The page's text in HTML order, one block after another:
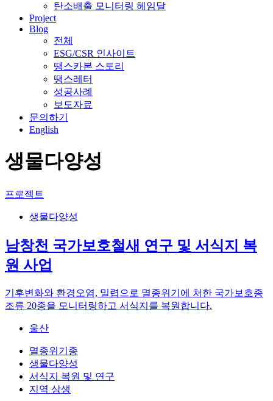
탄소배출 모니터링 헤임달
Project
Blog
전체
ESG/CSR 인사이트
땡스카본 스토리
땡스레터
성공사례
보도자료
문의하기
English
생물다양성
프로젝트
생물다양성
남창천 국가보호철새 연구 및 서식지 복
원 사업
기후변화와 환경오염, 밀렵으로 멸종위기에 처한 국가보호종
조류 20종을 모니터링하고 서식지를 복원합니다.
울산
멸종위기종
생물다양성
서식지 복원 및 연구
지역 상생